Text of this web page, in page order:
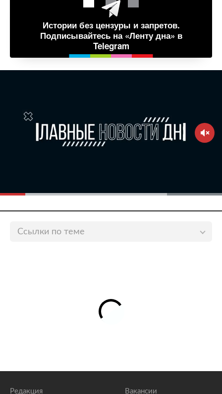
Истории без цензуры и запретов.
Подписывайтесь на «Ленту дна» в
Telegram
Ссылки по теме
Израиль заметил рост ненависти к евреям на
Редакция Вакансии